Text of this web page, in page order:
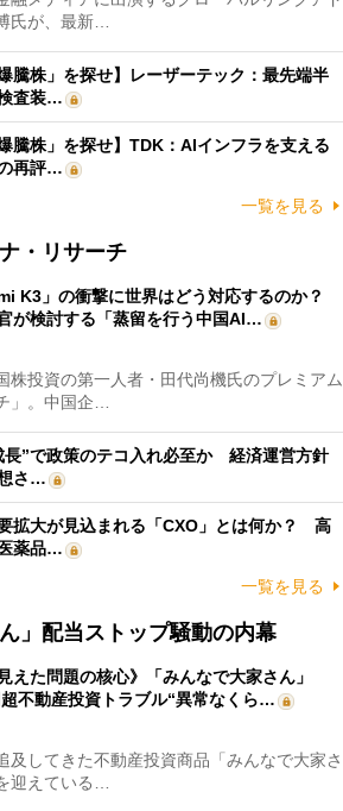
氏が、最新…
騰株」を探せ】レーザーテック：最先端半
査装…
騰株」を探せ】TDK：AIインフラを支える
再評…
一覧を見る
・リサーチ
K3」の衝撃に世界はどう対応するのか？
が検討する「蒸留を行う中国AI…
投資の第一人者・田代尚機氏のプレミアム
」。中国企…
長”で政策のテコ入れ必至か 経済運営方針
さ…
拡大が見込まれる「CXO」とは何か？ 高
薬品…
一覧を見る
」配当ストップ騒動の内幕
えた問題の核心》「みんなで大家さん」
不動産投資トラブル“異常なくら…
してきた不動産投資商品「みんなで大家さ
迎えている…